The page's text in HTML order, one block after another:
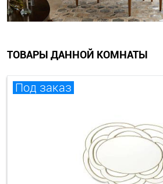
ТОВАРЫ ДАННОЙ КОМНАТЫ
Под заказ